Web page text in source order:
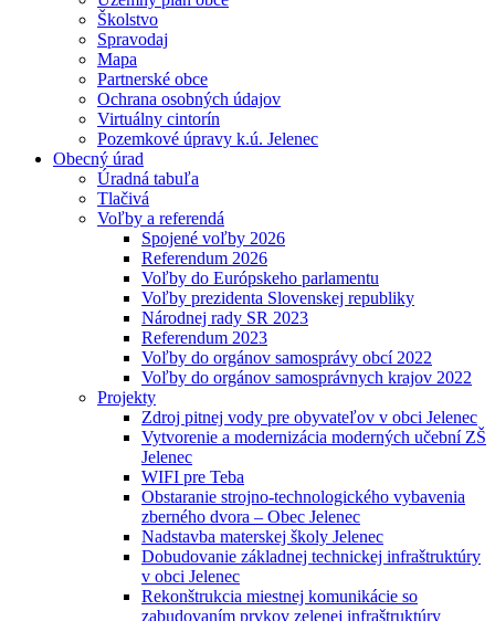
Školstvo
Spravodaj
Mapa
Partnerské obce
Ochrana osobných údajov
Virtuálny cintorín
Pozemkové úpravy k.ú. Jelenec
Obecný úrad
Úradná tabuľa
Tlačivá
Voľby a referendá
Spojené voľby 2026
Referendum 2026
Voľby do Európskeho parlamentu
Voľby prezidenta Slovenskej republiky
Národnej rady SR 2023
Referendum 2023
Voľby do orgánov samosprávy obcí 2022
Voľby do orgánov samosprávnych krajov 2022
Projekty
Zdroj pitnej vody pre obyvateľov v obci Jelenec
Vytvorenie a modernizácia moderných učební ZŠ
Jelenec
WIFI pre Teba
Obstaranie strojno-technologického vybavenia
zberného dvora – Obec Jelenec
Nadstavba materskej školy Jelenec
Dobudovanie základnej technickej infraštruktúry
v obci Jelenec
Rekonštrukcia miestnej komunikácie so
zabudovaním prvkov zelenej infraštruktúry